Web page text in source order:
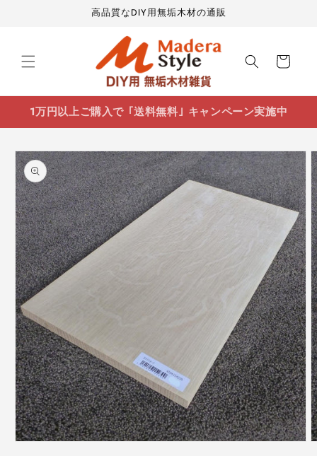
高品質なDIY用無垢木材の通販
ー
1万円以上ご購入で ｢送料無料｣ キャンペーン実施中
商品情
報にス
キップ